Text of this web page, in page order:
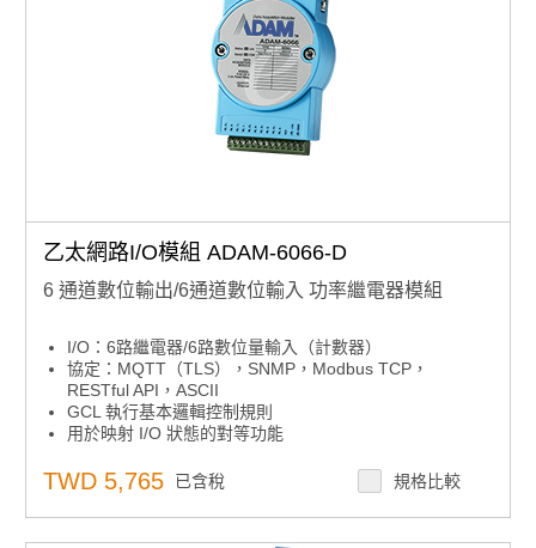
乙太網路I/O模組 ADAM-6066-D
6 通道數位輸出/6通道數位輸入 功率繼電器模組
I/O：6路繼電器/6路數位量輸入（計數器）
協定：MQTT（TLS），SNMP，Modbus TCP，
RESTful API，ASCII
GCL 執行基本邏輯控制規則
用於映射 I/O 狀態的對等功能
內置網路伺服器
用於恢復系統的看門狗定時器
TWD 5,765 已含稅 規格比較